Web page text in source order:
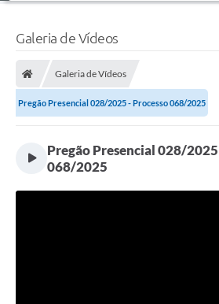
Galeria de Vídeos
Galeria de Vídeos
Pregão Presencial 028/2025 - Processo 068/2025
Pregão Presencial 028/
068/2025